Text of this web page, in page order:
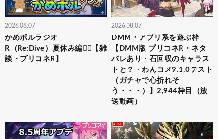
2026.08.07
かめポルラジオ
R（Re:Dive）⁠夏休み編🏄‍♀️【雑
談・プリコネR】
2026.08.07
DMM・アプリ系を遊ぶ枠
【DMM版 プリコネR・ネタ
バレあり・石回収のキャラス
トと？・わんコメ9.1.0テスト
（ガチャで心折れそ
う・・・）】2,944枠目（放
送動画）